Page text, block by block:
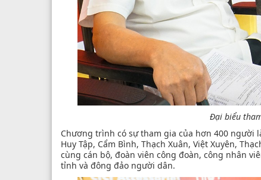
Đại biểu
Chương trình có sự tham gia của hơn 400 người
Huy Tập, Cẩm Bình, Thạch Xuân, Việt Xuyên,
cùng cán bộ, đoàn viên công đoàn, công nhân
tỉnh và đông đảo người dân.